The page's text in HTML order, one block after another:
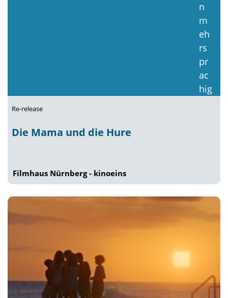
Re-release
Die Mama und die Hure
Filmhaus Nürnberg - kinoeins